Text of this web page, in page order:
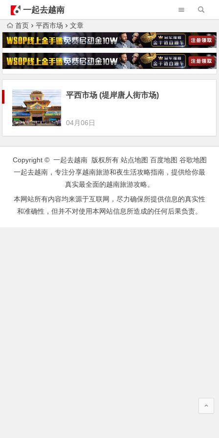
一起去越南
首页 平西市场 文章
平西市场 (堤岸唐人街市场)
04月06日
Copyright © 一起去越南 版权所有 站点地图 百度地图 谷歌地图
一起去越南，专注分享越南旅游和夜生活攻略指南，提供给你最
真实最全面的越南旅游攻略。
本网站所有内容均来源于互联网，尽力确保所提供信息的真实性
和准确性，但并不对使用本网站信息所造成的任何后果负责。